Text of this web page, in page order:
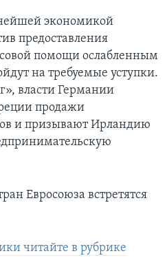
экономикой
предоставления
помощи ослабленным
на требуемые уступки.
власти Германии
продажи
и призывают Ирландию
Евросоюза встретятся
читайте в рубрике